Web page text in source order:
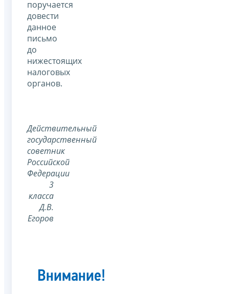
поручается
довести
данное
письмо
до
нижестоящих
налоговых
органов.
Действительный
государственный
советник
Российской
Федерации
3
класса
Д.В.
Егоров
Внимание!